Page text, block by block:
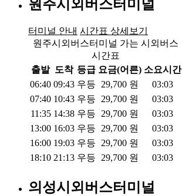
원주시외버스터미널
터미널 안내 시간표 상세보기
원주시외버스터미널 가는 시외버스
시간표
출발 도착 등급 요금(어른) 소요시간
06:40 09:43 우등 29,700 원
03:03
07:40 10:43 우등 29,700 원
03:03
11:35 14:38 우등 29,700 원
03:03
13:00 16:03 우등 29,700 원
03:03
16:00 19:03 우등 29,700 원
03:03
18:10 21:13 우등 29,700 원 03:03
의성시외버스터미널